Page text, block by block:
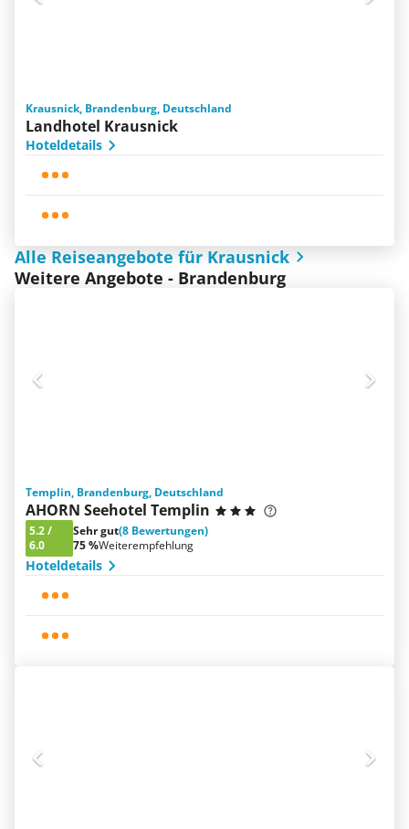
Krausnick, Brandenburg, Deutschland
Landhotel Krausnick
Hoteldetails
Alle Reiseangebote für Krausnick
Weitere Angebote - Brandenburg
Templin, Brandenburg, Deutschland
AHORN Seehotel Templin
5.2/
6.0
Sehr gut(8 Bewertungen)
75 %Weiterempfehlung
Hoteldetails